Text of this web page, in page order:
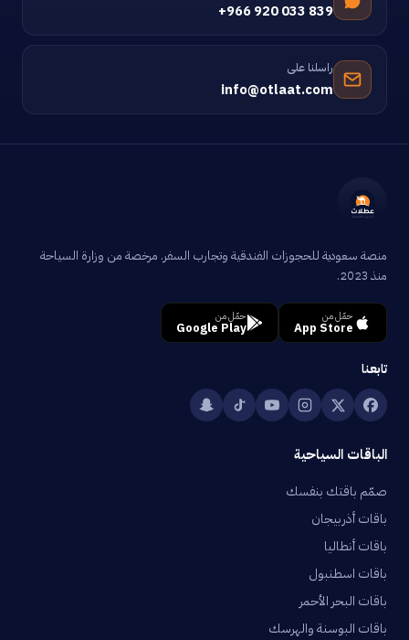
+966 920 033 839
راسلنا على
info@otlaat.com
منصة سعودية للحجوزات الفندقية وتجارب السفر. مرخصة من وزارة السياحة
منذ 2023.
حمّل من
App Store
حمّل من
Google Play
تابعنا
الباقات السياحية
صمّم باقتك بنفسك
باقات أذربيجان
باقات أنطاليا
باقات اسطنبول
باقات البحر الأحمر
باقات البوسنة والهرسك